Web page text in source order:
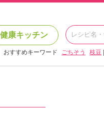
健康キッチン
おすすめキーワード ごちそう 枝豆